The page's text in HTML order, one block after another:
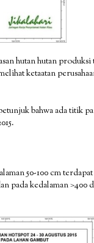
hutan hutan produksi
ketaatan
bahwa ada titik
50-100 cm
pada kedalaman >400